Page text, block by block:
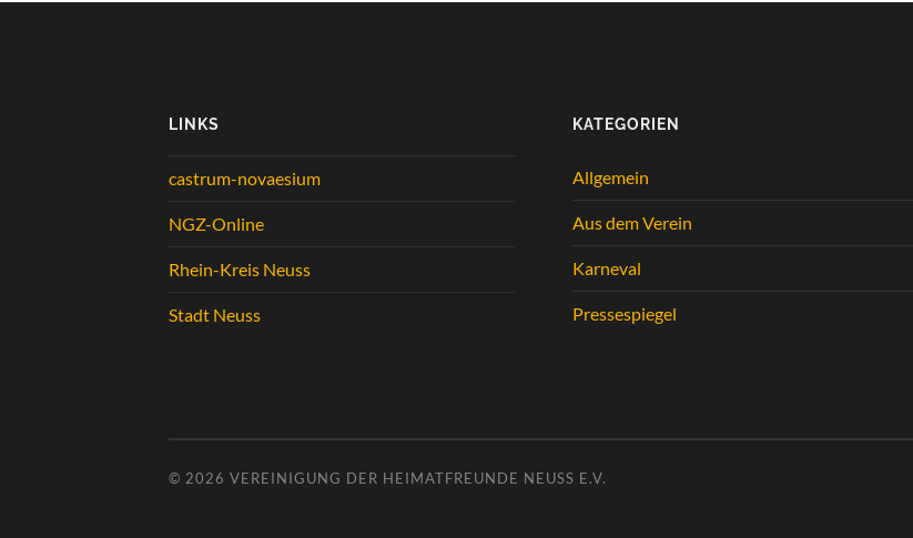
LINKS
castrum-novaesium
NGZ-Online
Rhein-Kreis Neuss
Stadt Neuss
KATEGORIEN
Allgemein
Aus dem Verein
Karneval
Pressespiegel
© 2026 VEREINIGUNG DER HEIMATFREUNDE NEUSS E.V.